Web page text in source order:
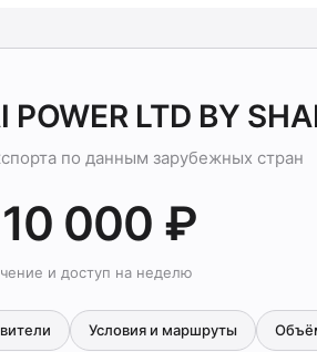
LTD BY
по данным зарубежных стран
000 ₽
и доступ на неделю
Условия и маршруты